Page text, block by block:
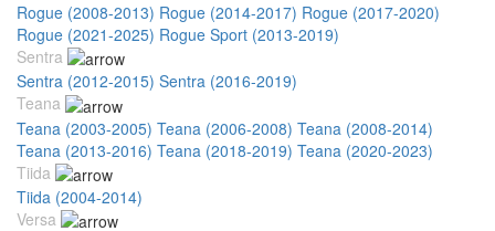
Rogue (2008-2013) Rogue (2014-2017) Rogue (2017-2020)
Rogue (2021-2025) Rogue Sport (2013-2019)
Sentra
Sentra (2012-2015) Sentra (2016-2019)
Teana
Teana (2003-2005) Teana (2006-2008) Teana (2008-2014)
Teana (2013-2016) Teana (2018-2019) Teana (2020-2023)
Tiida
Tiida (2004-2014)
Versa